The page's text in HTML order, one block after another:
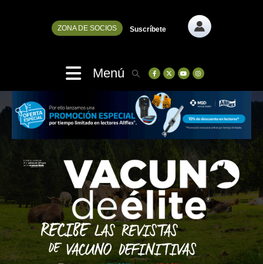
ZONA DE SOCIOS Suscríbete
Menú